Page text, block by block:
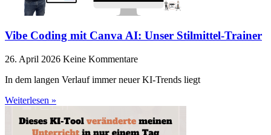
Vibe Coding mit Canva AI: Unser Stilmittel-Trainer
26. April 2026 Keine Kommentare
In dem langen Verlauf immer neuer KI-Trends liegt
Weiterlesen »